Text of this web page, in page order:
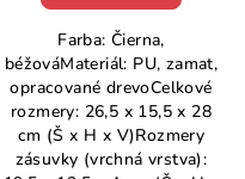
Farba: Čierna,
béžováMateriál: PU, zamat,
opracované drevoCelkové
rozmery: 26,5 x 15,5 x 28
cm (Š x H x V)Rozmery
zásuvky (vrchná vrstva):